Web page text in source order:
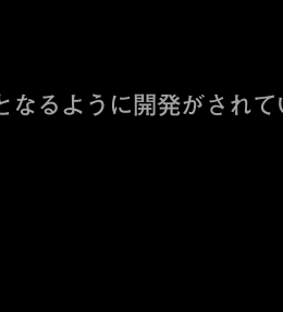
るように開発がされて